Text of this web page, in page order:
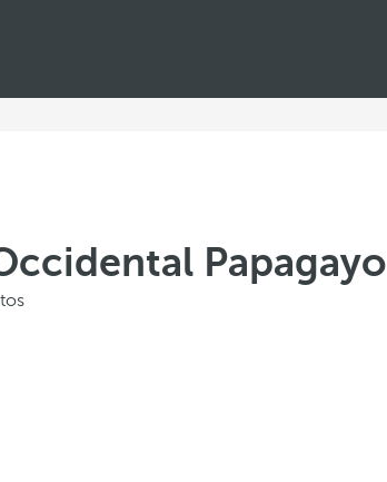
Papagayo